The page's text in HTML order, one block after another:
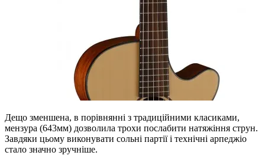
Дещо зменшена, в порівнянні з традиційними класиками,
мензура (643мм) дозволила трохи послабити натяжіння струн.
Завдяки цьому виконувати сольні партії і технічні арпеджіо
стало значно зручніше.